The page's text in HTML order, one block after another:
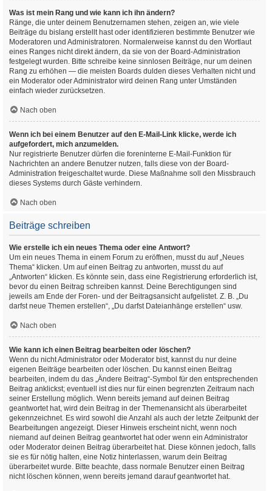
Was ist mein Rang und wie kann ich ihn ändern?
Ränge, die unter deinem Benutzernamen stehen, zeigen an, wie viele
Beiträge du bislang erstellt hast oder identifizieren bestimmte Benutzer wie
Moderatoren und Administratoren. Normalerweise kannst du den Wortlaut
eines Ranges nicht direkt ändern, da sie von der Board-Administration
festgelegt wurden. Bitte schreibe keine sinnlosen Beiträge, nur um deinen
Rang zu erhöhen — die meisten Boards dulden dieses Verhalten nicht und
ein Moderator oder Administrator wird deinen Rang unter Umständen
einfach wieder zurücksetzen.
Nach oben
Wenn ich bei einem Benutzer auf den E-Mail-Link klicke, werde ich
aufgefordert, mich anzumelden.
Nur registrierte Benutzer dürfen die foreninterne E-Mail-Funktion für
Nachrichten an andere Benutzer nutzen, falls diese von der Board-
Administration freigeschaltet wurde. Diese Maßnahme soll den Missbrauch
dieses Systems durch Gäste verhindern.
Nach oben
Beiträge schreiben
Wie erstelle ich ein neues Thema oder eine Antwort?
Um ein neues Thema in einem Forum zu eröffnen, musst du auf „Neues
Thema“ klicken. Um auf einen Beitrag zu antworten, musst du auf
„Antworten“ klicken. Es könnte sein, dass eine Registrierung erforderlich ist,
bevor du einen Beitrag schreiben kannst. Deine Berechtigungen sind
jeweils am Ende der Foren- und der Beitragsansicht aufgelistet. Z. B. „Du
darfst neue Themen erstellen“, „Du darfst Dateianhänge erstellen“ usw.
Nach oben
Wie kann ich einen Beitrag bearbeiten oder löschen?
Wenn du nicht Administrator oder Moderator bist, kannst du nur deine
eigenen Beiträge bearbeiten oder löschen. Du kannst einen Beitrag
bearbeiten, indem du das „Ändere Beitrag“-Symbol für den entsprechenden
Beitrag anklickst; eventuell ist dies nur für einen begrenzten Zeitraum nach
seiner Erstellung möglich. Wenn bereits jemand auf deinen Beitrag
geantwortet hat, wird dein Beitrag in der Themenansicht als überarbeitet
gekennzeichnet. Es wird sowohl die Anzahl als auch der letzte Zeitpunkt der
Bearbeitungen angezeigt. Dieser Hinweis erscheint nicht, wenn noch
niemand auf deinen Beitrag geantwortet hat oder wenn ein Administrator
oder Moderator deinen Beitrag überarbeitet hat. Diese können jedoch, falls
sie es für nötig halten, eine Notiz hinterlassen, warum dein Beitrag
überarbeitet wurde. Bitte beachte, dass normale Benutzer einen Beitrag
nicht löschen können, wenn bereits jemand darauf geantwortet hat.